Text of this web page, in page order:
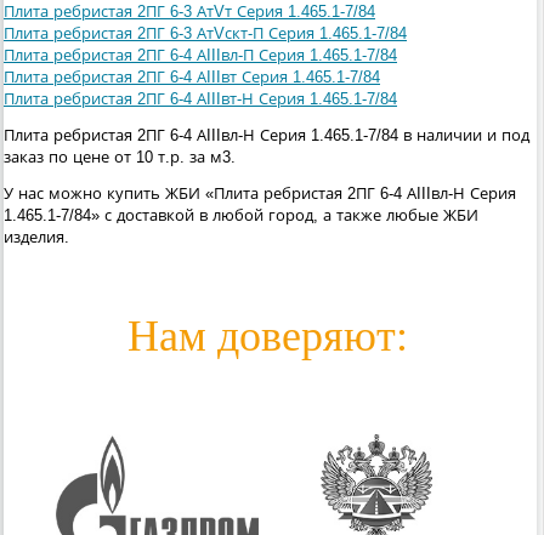
Плита ребристая 2ПГ 6-3 АтVт Серия 1.465.1-7/84
Плита ребристая 2ПГ 6-3 АтVскт-П Серия 1.465.1-7/84
Плита ребристая 2ПГ 6-4 АIIIвл-П Серия 1.465.1-7/84
Плита ребристая 2ПГ 6-4 АIIIвт Серия 1.465.1-7/84
Плита ребристая 2ПГ 6-4 АIIIвт-Н Серия 1.465.1-7/84
Плита ребристая 2ПГ 6-4 АIIIвл-Н Серия 1.465.1-7/84 в наличии и под
заказ по цене от 10 т.р. за м3.
У нас можно купить ЖБИ «Плита ребристая 2ПГ 6-4 АIIIвл-Н Серия
1.465.1-7/84» с доставкой в любой город, а также любые ЖБИ
изделия.
Нам доверяют: